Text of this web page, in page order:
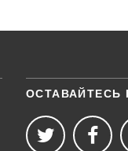
ОСТАВАЙТЕСЬ